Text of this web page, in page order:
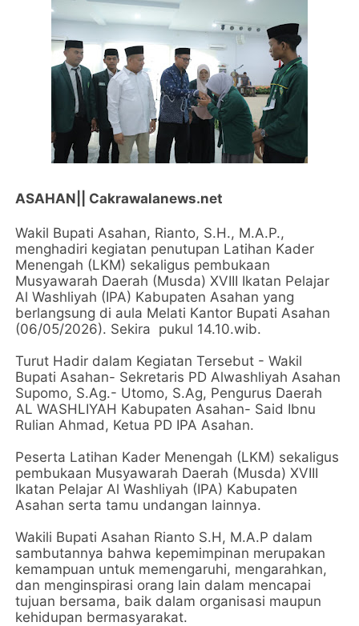
ASAHAN|| Cakrawalanews.net
Wakil Bupati Asahan, Rianto, S.H., M.A.P.,
menghadiri kegiatan penutupan Latihan Kader
Menengah (LKM) sekaligus pembukaan
Musyawarah Daerah (Musda) XVIII Ikatan Pelajar
Al Washliyah (IPA) Kabupaten Asahan yang
berlangsung di aula Melati Kantor Bupati Asahan
(06/05/2026). Sekira pukul 14.10.wib.
Turut Hadir dalam Kegiatan Tersebut - Wakil
Bupati Asahan- Sekretaris PD Alwashliyah Asahan
Supomo, S.Ag.- Utomo, S.Ag, Pengurus Daerah
AL WASHLIYAH Kabupaten Asahan- Said Ibnu
Rulian Ahmad, Ketua PD IPA Asahan.
Peserta Latihan Kader Menengah (LKM) sekaligus
pembukaan Musyawarah Daerah (Musda) XVIII
Ikatan Pelajar Al Washliyah (IPA) Kabupaten
Asahan serta tamu undangan lainnya.
Wakili Bupati Asahan Rianto S.H, M.A.P dalam
sambutannya bahwa kepemimpinan merupakan
kemampuan untuk memengaruhi, mengarahkan,
dan menginspirasi orang lain dalam mencapai
tujuan bersama, baik dalam organisasi maupun
kehidupan bermasyarakat.